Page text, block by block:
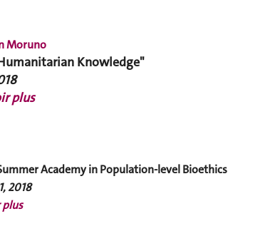
Moruno
Knowledge"
plus
Academy in Population-level Bioethics
2018
plus